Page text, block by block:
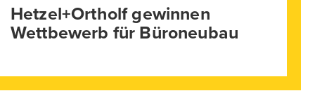
Hetzel+Ortholf gewinnen
Wettbewerb für Büroneubau